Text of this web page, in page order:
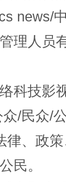
news/
理人员
科技影
/民众/
律、政
民。